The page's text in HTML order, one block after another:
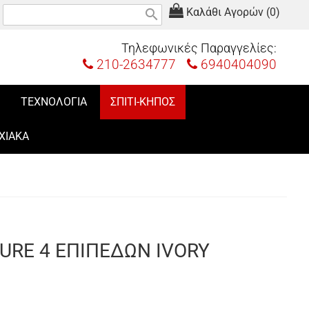
Καλάθι Αγορών (0)
search
Τηλεφωνικές Παραγγελίες:
210-2634777 6940404090
ΤΕΧΝΟΛΟΓΙΑ ΣΠΙΤΙ-ΚΗΠΟΣ
4 ΕΠΙΠΕΔΩΝ IVORY